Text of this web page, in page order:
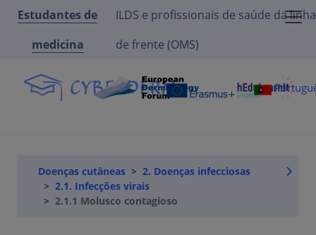
Estudantes de
medicina
ILDS e profissionais de saúde da linha
de frente (OMS)
Doenças cutâneas
2. Doenças infecciosas
2.1. Infecções virais
2.1.1 Molusco contagioso